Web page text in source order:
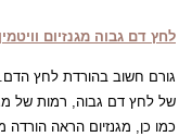
לחץ דם גבוה מגנזיום וויטמין
גורם חשוב בהורדת לחץ הדם.
של לחץ דם גבוה, רמות של
כמו כן, מגנזיום הראה